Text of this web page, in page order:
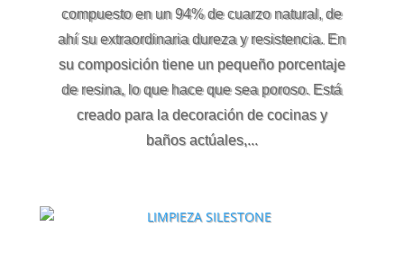
compuesto en un 94% de cuarzo natural, de
ahí su extraordinaria dureza y resistencia. En
su composición tiene un pequeño porcentaje
de resina, lo que hace que sea poroso. Está
creado para la decoración de cocinas y
baños actúales,...